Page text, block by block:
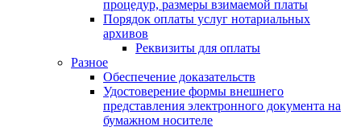
процедур, размеры взимаемой платы
Порядок оплаты услуг нотариальных
архивов
Реквизиты для оплаты
Разное
Обеспечение доказательств
Удостоверение формы внешнего
представления электронного документа на
бумажном носителе